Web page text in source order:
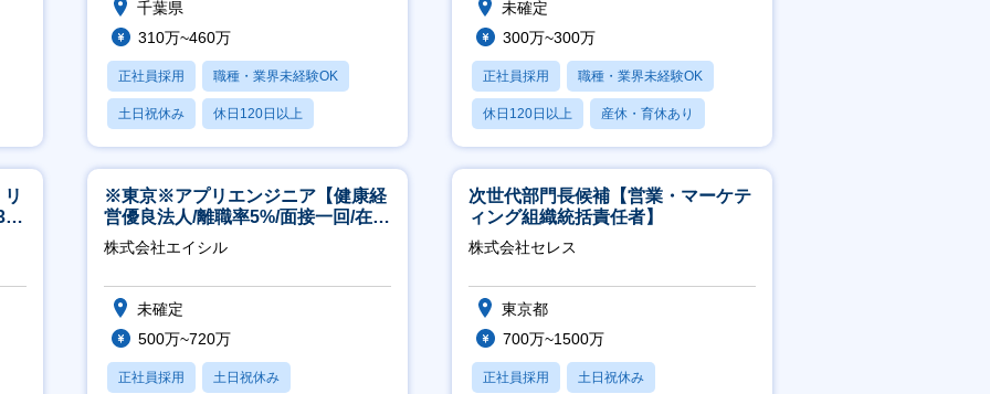
千葉県
310万~460万
正社員採用 職種・業界未経験OK
土日祝休み 休日120日以上
産休・育休あり
未確定
300万~300万
正社員採用 職種・業界未経験OK
休日120日以上 産休・育休あり
月残業20時間以内
※東京※アプリエンジニア【健康経
営優良法人/離職率5%/面接一回/在宅
有/完休2日/上流案件多数】
株式会社エイシル
未確定
500万~720万
正社員採用 土日祝休み
次世代部門長候補【営業・マーケテ
ィング組織統括責任者】
株式会社セレス
東京都
700万~1500万
正社員採用 土日祝休み